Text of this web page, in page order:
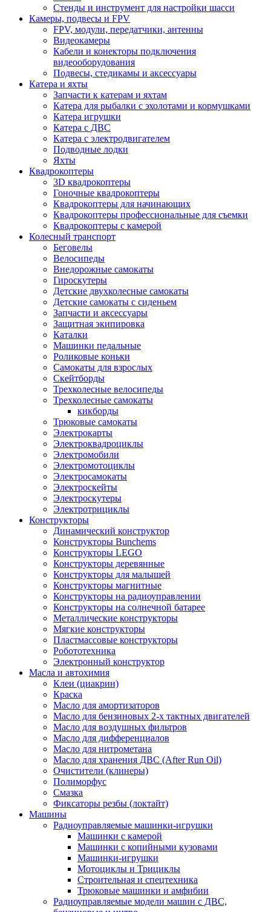
Стенды и инструмент для настройки шасси
Камеры, подвесы и FPV
FPV, модули, передатчики, антенны
Видеокамеры
Кабели и конекторы подключения
видеооборудования
Подвесы, стедикамы и аксессуары
Катера и яхты
Запчасти к катерам и яхтам
Катера для рыбалки с эхолотами и кормушками
Катера игрушки
Катера с ДВС
Катера с электродвигателем
Подводные лодки
Яхты
Квадрокоптеры
3D квадрокоптеры
Гоночные квадрокоптеры
Квадрокоптеры для начинающих
Квадрокоптеры профессиональные для съемки
Квадрокоптеры с камерой
Колесный транспорт
Беговелы
Велосипеды
Внедорожные самокаты
Гироскутеры
Детские двухколесные самокаты
Детские самокаты с сиденьем
Запчасти и аксессуары
Защитная экипировка
Каталки
Машинки педальные
Роликовые коньки
Самокаты для взрослых
Скейтборды
Трехколесные велосипеды
Трехколесные самокаты
кикборды
Трюковые самокаты
Электрокарты
Электроквадроциклы
Электромобили
Электромотоциклы
Электросамокаты
Электроскейты
Электроскутеры
Электротрициклы
Конструкторы
Динамический конструктор
Конструкторы Bunchems
Конструкторы LEGO
Конструкторы деревянные
Конструкторы для малышей
Конструкторы магнитные
Конструкторы на радиоуправлении
Конструкторы на солнечной батарее
Металлические конструкторы
Мягкие конструкторы
Пластмассовые конструкторы
Робототехника
Электронный конструктор
Масла и автохимия
Клеи (циакрин)
Краска
Масло для амортизаторов
Масло для бензиновых 2-х тактных двигателей
Масло для воздушных фильтров
Масло для дифференциалов
Масло для нитрометана
Масло для хранения ДВС (After Run Oil)
Очистители (клинеры)
Полиморфус
Смазка
Фиксаторы резбы (локтайт)
Машины
Радиоуправляемые машинки-игрушки
Машинки с камерой
Машинки с копийными кузовами
Машинки-игрушки
Мотоциклы и Трициклы
Строительная и спецтехника
Трюковые машинки и амфибии
Радиоуправляемые модели машин с ДВС,